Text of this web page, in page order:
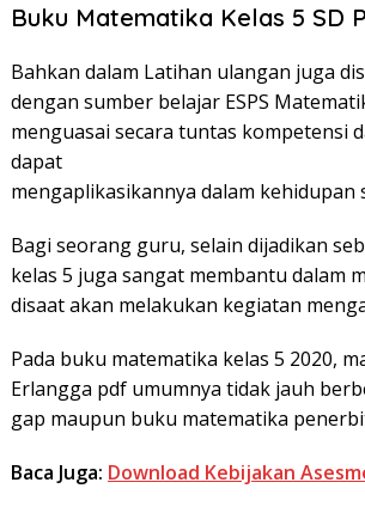
Buku Matematika Kelas 5 SD
Bahkan dalam Latihan ulangan juga
dengan sumber belajar ESPS
menguasai secara tuntas kompetensi
dapat
mengaplikasikannya dalam kehidupan
Bagi seorang guru, selain dijadikan
kelas 5 juga sangat membantu dalam
disaat akan melakukan kegiatan
Pada buku matematika kelas 5 2020,
Erlangga pdf umumnya tidak jauh
gap maupun buku matematika
Baca Juga: Download Kebijakan